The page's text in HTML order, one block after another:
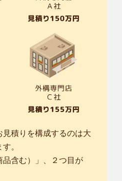
積りを構成するのは大
。
品含む）」、２つ目が